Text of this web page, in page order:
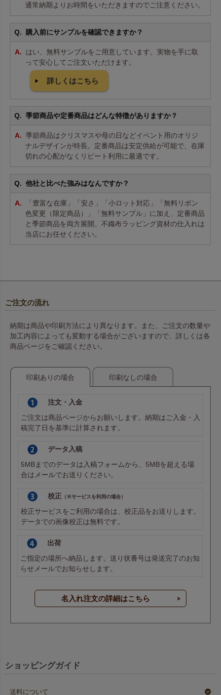
通常納期よりお時間をいただきますのでご注意ください。
購入前にサンプルを確認できますか？
はい、無料サンプルをご用意しています。実物を手に取
って安心してご注文いただけます。
詳しくはこちら
季節商品や定番商品はどんな特徴がありますか？
季節商品はクリスマスや母の日などイベント用のオリジ
ナルデザインが特長。定番商品は安定供給が可能で、在庫
切れの心配がなくリピート利用に最適です。
他社と比べた強みはなんですか？
「豊富な在庫」「安さ」「小ロット対応」「無料リボン
色変更（限定商品）」「無料サンプル」に加え、定番商品
と季節商品を両方展開。不織布ラッピング資材の仕入れは
当店にお任せください。
ご注文の流れ
納期は商品や印刷方法により異なります。また、ご注文の数量や
加工内容によっても変動する場合がございますので、詳しくは各
商品ページをご確認ください。
印刷ありの場合 印刷なしの場合
注文・入金
ご注文は商品ページからお願いします。納期はご入金・入
稿完了日を基準に計算されます。
データ入稿
5MBまでのデータは 入稿フォームから、5MBを超える場
合は メールでお送りください。
校正 （※サービスを利用の場合）
校正サービスをご利用の場合は、校正品をお送りします。
データでの画像校正は無料です。
出荷
ご指定の場所へ納品します。送り状番号は発送完了のお知
らせメールでお知らせします。
名入れ注文の詳細はこちら
ショッピングガイド
送料について